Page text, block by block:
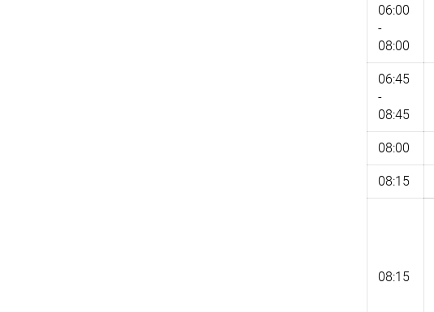
06:00
-
08:00
06:45
-
08:45
08:00
08:15
08:15